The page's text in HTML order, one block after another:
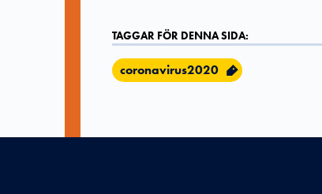
TAGGAR FÖR DENNA SIDA:
coronavirus2020